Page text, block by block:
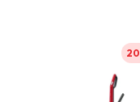
20